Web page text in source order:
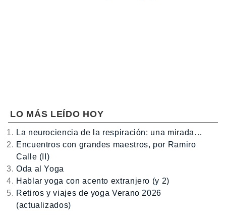
LO MÁS LEÍDO HOY
La neurociencia de la respiración: una mirada…
Encuentros con grandes maestros, por Ramiro
Calle (II)
Oda al Yoga
Hablar yoga con acento extranjero (y 2)
Retiros y viajes de yoga Verano 2026
(actualizados)